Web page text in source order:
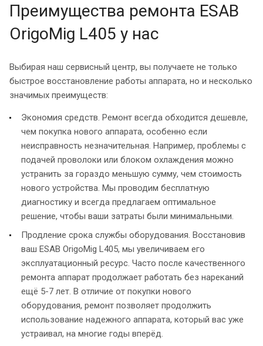
Преимущества ремонта ESAB
OrigoMig L405 у нас
Выбирая наш сервисный центр, вы получаете не только
быстрое восстановление работы аппарата, но и несколько
значимых преимуществ:
Экономия средств. Ремонт всегда обходится дешевле,
чем покупка нового аппарата, особенно если
неисправность незначительная. Например, проблемы с
подачей проволоки или блоком охлаждения можно
устранить за гораздо меньшую сумму, чем стоимость
нового устройства. Мы проводим бесплатную
диагностику и всегда предлагаем оптимальное
решение, чтобы ваши затраты были минимальными.
Продление срока службы оборудования. Восстановив
ваш ESAB OrigoMig L405, мы увеличиваем его
эксплуатационный ресурс. Часто после качественного
ремонта аппарат продолжает работать без нареканий
ещё 5-7 лет. В отличие от покупки нового
оборудования, ремонт позволяет продолжить
использование надежного аппарата, который вас уже
устраивал, на многие годы вперёд.